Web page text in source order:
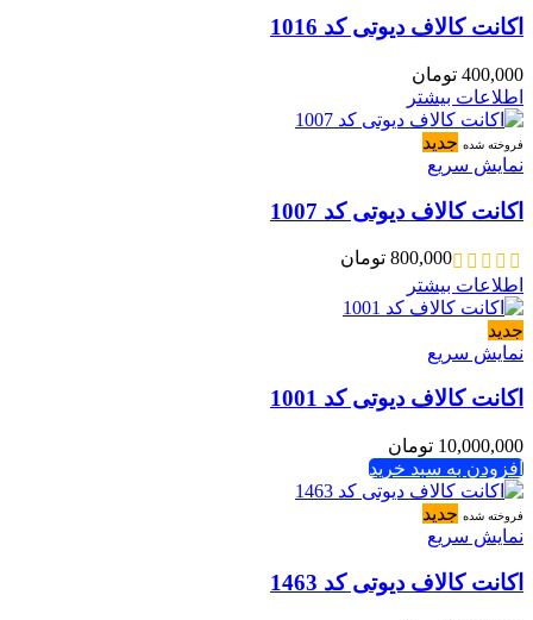
اکانت کالاف دیوتی کد 1016
400,000 تومان
اطلاعات بیشتر
فروخته شده جدید
نمایش سریع
اکانت کالاف دیوتی کد 1007
800,000 تومان
اطلاعات بیشتر
جدید
نمایش سریع
اکانت کالاف دیوتی کد 1001
10,000,000 تومان
افزودن به سبد خرید
فروخته شده جدید
نمایش سریع
اکانت کالاف دیوتی کد 1463